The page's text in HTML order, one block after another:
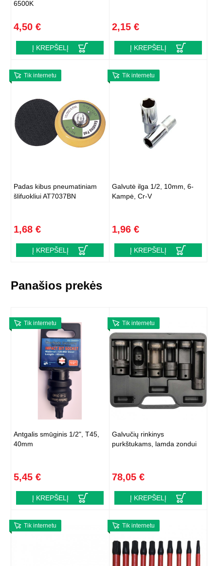
6500K
4,50 €
Į KREPŠELĮ
2,15 €
Į KREPŠELĮ
Tik internetu
Padas kibus pneumatiniam
šlifuokliui AT7037BN
1,68 €
Į KREPŠELĮ
Tik internetu
Galvutė ilga 1/2, 10mm, 6-
Kampė, Cr-V
1,96 €
Į KREPŠELĮ
Panašios prekės
Tik internetu
Antgalis smūginis 1/2", T45,
40mm
5,45 €
Į KREPŠELĮ
Tik internetu
Galvučių rinkinys
purkštukams, lamda zondui
78,05 €
Į KREPŠELĮ
Tik internetu Tik internetu